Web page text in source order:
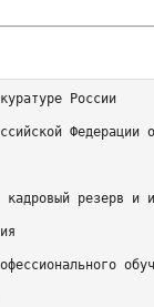
России
резерв и